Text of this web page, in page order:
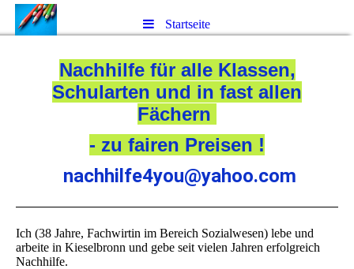
Startseite
Nachhilfe für alle Klassen,
Schularten und in fast allen
Fächern
- zu fairen Preisen !
nachhilfe4you@yahoo.com
Ich (38 Jahre, Fachwirtin im Bereich Sozialwesen) lebe und
arbeite in Kieselbronn und gebe seit vielen Jahren erfolgreich
Nachhilfe.